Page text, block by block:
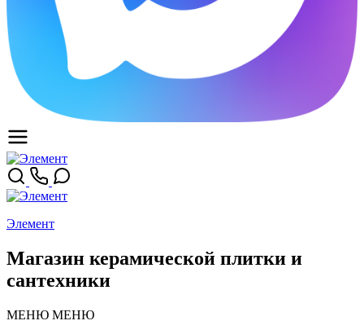
Элемент
Магазин керамической плитки и
сантехники
МЕНЮ МЕНЮ